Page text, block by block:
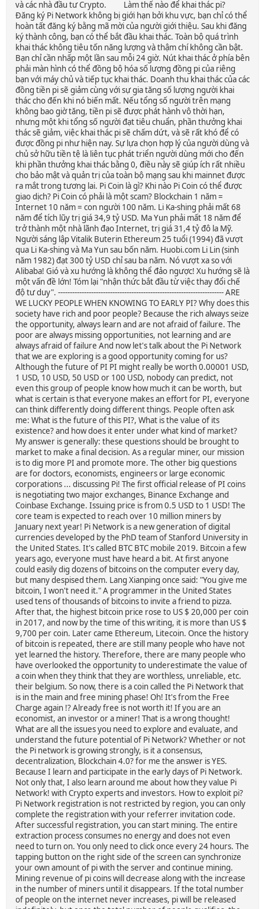
và các nhà đầu tư Crypto. Làm thế nào để khai thác pi?
Đăng ký Pi Network không bị giới hạn bởi khu vực, bạn chỉ có thể
hoàn tất đăng ký bằng mã mời của người giới thiệu. Sau khi đăng
ký thành công, bạn có thể bắt đầu khai thác. Toàn bộ quá trình
khai thác không tiêu tốn năng lượng và thậm chí không cần bật.
Bạn chỉ cần nhấp một lần sau mỗi 24 giờ. Nút khai thác ở phía bên
phải màn hình có thể đồng bộ hóa số lượng đồng pi của riêng
bạn với máy chủ và tiếp tục khai thác. Doanh thu khai thác của các
đồng tiền pi sẽ giảm cùng với sự gia tăng số lượng người khai
thác cho đến khi nó biến mất. Nếu tổng số người trên mạng
không bao giờ tăng, tiền pi sẽ được phát hành vô thời hạn,
nhưng một khi tổng số người đạt tiêu chuẩn, phần thưởng khai
thác sẽ giảm, việc khai thác pi sẽ chấm dứt, và sẽ rất khó để có
được đồng pi như hiện nay. Sự lựa chọn hợp lý của người dùng và
chủ sở hữu tiền tệ là liên tục phát triển người dùng mới cho đến
khi phần thưởng khai thác bằng 0, điều này sẽ giúp ích rất nhiều
cho bảo mật và quản trị của toàn bộ mạng sau khi mainnet được
ra mắt trong tương lai. Pi Coin là gì? Khi nào Pi Coin có thể được
giao dịch? Pi Coin có phải là một scam? Blockchain 1 năm =
Internet 10 năm = con người 100 năm. Li Ka-shing phải mất 68
năm để tích lũy trị giá 34,9 tỷ USD. Ma Yun phải mất 18 năm để
trở thành một nhà lãnh đạo Internet, trị giá 31,4 tỷ đô la Mỹ.
Người sáng lập Vitalik Buterin Ethereum 25 tuổi (1994) đã vượt
qua Li Ka-shing và Ma Yun sau bốn năm. Huobi.com Li Lin (sinh
năm 1982) đạt 300 tỷ USD chỉ sau ba năm. Nó vượt xa so với
Alibaba! Gió và xu hướng là không thể đảo ngược! Xu hướng sẽ là
một vấn đề lớn! Tóm lại "nhận thức bắt đầu từ việc thay đổi chế
độ tư duy". ---------------------------------------------------------------------- ARE
WE LUCKY PEOPLE WHEN KNOWING TO EARLY PI? Why does this
society have rich and poor people? Because the rich always seize
the opportunity, always learn and are not afraid of failure. The
poor are always missing opportunities, not learning and are
always afraid of failure And now let's talk about the Pi Network
that we are exploring is a good opportunity coming for us?
Although the future of PI PI might really be worth 0.00001 USD,
1 USD, 10 USD, 50 USD or 100 USD, nobody can predict, not
even this group of people know how much it can be worth, but
what is certain is that everyone makes an effort for PI, everyone
can think differently doing different things. People often ask
me: What is the future of this PI?, What is the value of its
existence? and how does it enter under what kind of market?
My answer is generally: these questions should be brought to
market to make a final decision. As a regular miner, our mission
is to dig more PI and promote more. The other big questions
are for doctors, economists, engineers or large economic
corporations ... discussing Pi! The first official release of PI coins
is negotiating two major exchanges, Binance Exchange and
Coinbase Exchange. Issuing price is from 0.5 USD to 1 USD! The
core team is expected to reach over 10 million miners by
January next year! Pi Network is a new generation of digital
currencies developed by the PhD team of Stanford University in
the United States. It's called BTC BTC mobile 2019. Bitcoin a few
years ago, everyone must have heard a bit. At first anyone
could easily dig dozens of bitcoins on the computer every day,
but many despised them. Lang Xianping once said: "You give me
bitcoin, I won't need it." A programmer in the United States
used tens of thousands of bitcoins to invite a friend to pizza.
After that, the highest bitcoin price rose to US $ 20,000 per coin
in 2017, and now by the time of this writing, it is more than US $
9,700 per coin. Later came Ethereum, Litecoin. Once the history
of bitcoin is repeated, there are still many people who have not
yet learned the history. Therefore, there are many people who
have overlooked the opportunity to underestimate the value of
a coin when they think that they are worthless, unreliable, etc.
their belgium. So now, there is a coin called the Pi Network that
is in the main and free mining phase! Oh! It's from the Free
Charge again !? Already free is not worth it! If you are an
economist, an investor or a miner! That is a wrong thought!
What are all the issues you need to explore and evaluate, and
understand the future potential of Pi Network? Whether or not
the Pi network is growing strongly, is it a consensus,
decentralization, Blockchain 4.0? for me the answer is YES.
Because I learn and participate in the early days of Pi Network.
Not only that, I also learn around me about how they value Pi
Network! with Crypto experts and investors. How to exploit pi?
Pi Network registration is not restricted by region, you can only
complete the registration with your referrer invitation code.
After successful registration, you can start mining. The entire
extraction process consumes no energy and does not even
need to turn on. You only need to click once every 24 hours. The
tapping button on the right side of the screen can synchronize
your own amount of pi with the server and continue mining.
Mining revenue of pi coins will decrease along with the increase
in the number of miners until it disappears. If the total number
of people on the internet never increases, pi will be released